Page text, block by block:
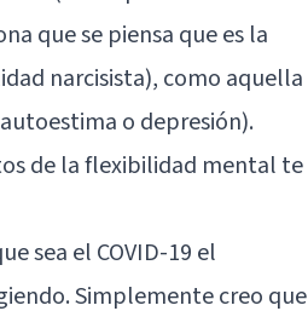
que se piensa que es la
narcisista), como aquella
o depresión).
de la flexibilidad mental te
sea el COVID-19 el
Simplemente creo que